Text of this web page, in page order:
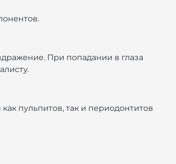
При попадании в глаза
пульпитов, так и периодонтитов